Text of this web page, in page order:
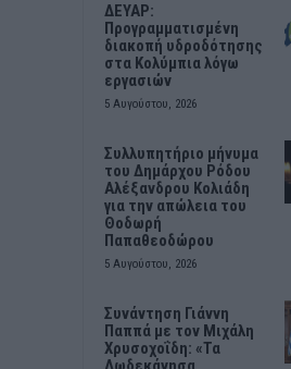
ΔΕΥΑΡ:
Προγραμματισμένη
διακοπή υδροδότησης
στα Κολύμπια λόγω
εργασιών
5 Αυγούστου, 2026
Συλλυπητήριο μήνυμα
του Δημάρχου Ρόδου
Αλέξανδρου Κολιάδη
για την απώλεια του
Θοδωρή
Παπαθεοδώρου
5 Αυγούστου, 2026
Συνάντηση Γιάννη
Παππά με τον Μιχάλη
Χρυσοχοΐδη: «Τα